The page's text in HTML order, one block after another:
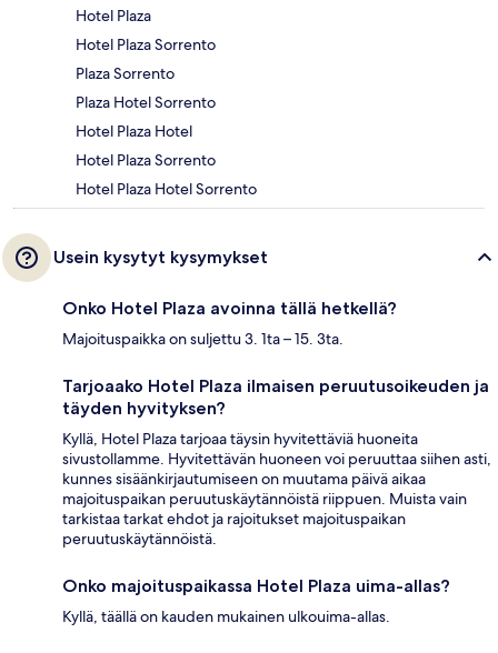
Hotel Plaza
Hotel Plaza Sorrento
Plaza Sorrento
Plaza Hotel Sorrento
Hotel Plaza Hotel
Hotel Plaza Sorrento
Hotel Plaza Hotel Sorrento
Usein kysytyt kysymykset
Onko Hotel Plaza avoinna tällä hetkellä?
Majoituspaikka on suljettu 3. 1ta – 15. 3ta.
Tarjoaako Hotel Plaza ilmaisen peruutusoikeuden ja
täyden hyvityksen?
Kyllä, Hotel Plaza tarjoaa täysin hyvitettäviä huoneita
sivustollamme. Hyvitettävän huoneen voi peruuttaa siihen asti,
kunnes sisäänkirjautumiseen on muutama päivä aikaa
majoituspaikan peruutuskäytännöistä riippuen. Muista vain
tarkistaa tarkat ehdot ja rajoitukset majoituspaikan
peruutuskäytännöistä.
Onko majoituspaikassa Hotel Plaza uima-allas?
Kyllä, täällä on kauden mukainen ulkouima-allas.